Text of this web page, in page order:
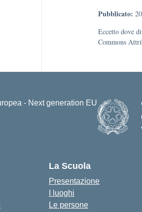
Pubblicato:
Eccetto dove
Commons
La Scuola
Presentazione
I luoghi
Le persone